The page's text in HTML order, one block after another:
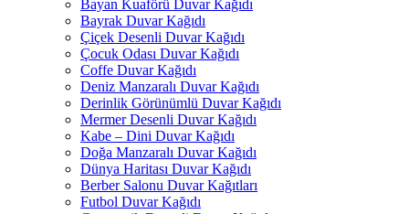
Bayan Kuaförü Duvar Kağıdı
Bayrak Duvar Kağıdı
Çiçek Desenli Duvar Kağıdı
Çocuk Odası Duvar Kağıdı
Coffe Duvar Kağıdı
Deniz Manzaralı Duvar Kağıdı
Derinlik Görünümlü Duvar Kağıdı
Mermer Desenli Duvar Kağıdı
Kabe – Dini Duvar Kağıdı
Doğa Manzaralı Duvar Kağıdı
Dünya Haritası Duvar Kağıdı
Berber Salonu Duvar Kağıtları
Futbol Duvar Kağıdı